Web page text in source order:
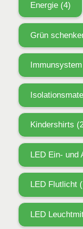
Energie(4)
Grün
Kindershirts
LED Ein- und
LED Flutlicht
LED